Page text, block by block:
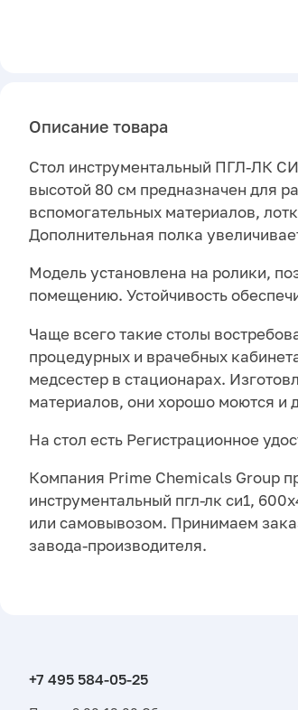
Описание товара
Стол инструментальный ПГЛ-ЛК
высотой 80 см предназначен для
вспомогательных материалов,
Дополнительная полка
Модель установлена на ролики,
помещению. Устойчивость
Чаще всего такие столы
процедурных и врачебных
медсестер в стационарах.
материалов, они хорошо моются и
На стол есть Регистрационное
Компания Prime Chemicals Group
инструментальный пгл-лк си1,
или самовывозом. Принимаем
завода-производителя.